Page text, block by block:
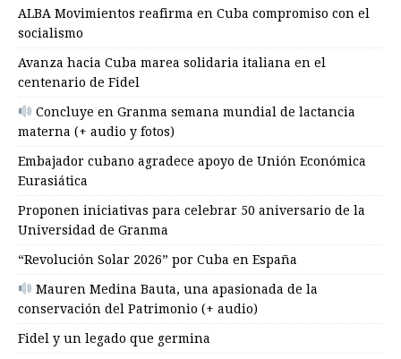
ALBA Movimientos reafirma en Cuba compromiso con el
socialismo
Avanza hacia Cuba marea solidaria italiana en el
centenario de Fidel
Concluye en Granma semana mundial de lactancia
materna (+ audio y fotos)
Embajador cubano agradece apoyo de Unión Económica
Eurasiática
Proponen iniciativas para celebrar 50 aniversario de la
Universidad de Granma
“Revolución Solar 2026” por Cuba en España
Mauren Medina Bauta, una apasionada de la
conservación del Patrimonio (+ audio)
Fidel y un legado que germina